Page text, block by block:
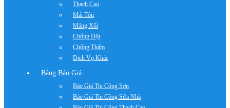
Thạch Cao
Mái Tôn
Máng Xối
Chống Dột
Chống Thấm
Dịch Vụ Khác
Bảng Báo Giá
Báo Giá Thi Công Sơn
Báo Giá Thi Công Sửa Nhà